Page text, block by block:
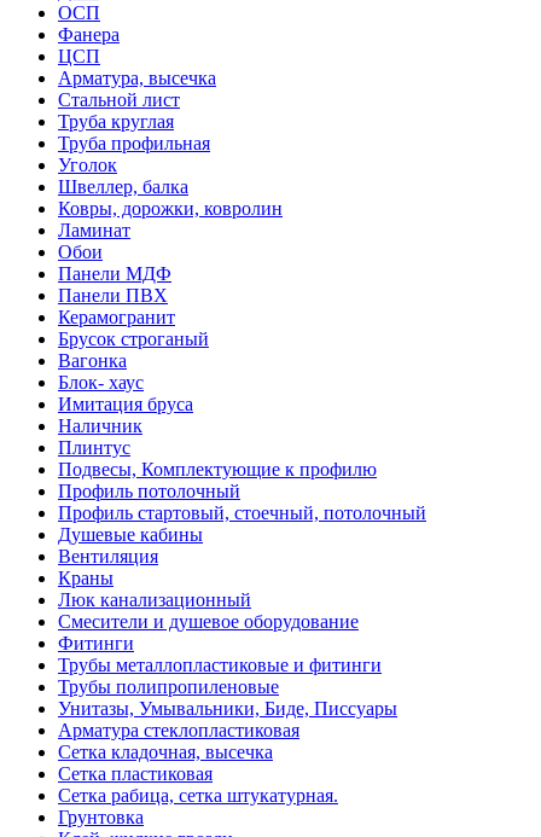
ОСП
Фанера
ЦСП
Арматура, высечка
Стальной лист
Труба круглая
Труба профильная
Уголок
Швеллер, балка
Ковры, дорожки, ковролин
Ламинат
Обои
Панели МДФ
Панели ПВХ
Керамогранит
Брусок строганый
Вагонка
Блок- хаус
Имитация бруса
Наличник
Плинтус
Подвесы, Комплектующие к профилю
Профиль потолочный
Профиль стартовый, стоечный, потолочный
Душевые кабины
Вентиляция
Краны
Люк канализационный
Смесители и душевое оборудование
Фитинги
Трубы металлопластиковые и фитинги
Трубы полипропиленовые
Унитазы, Умывальники, Биде, Писсуары
Арматура стеклопластиковая
Сетка кладочная, высечка
Сетка пластиковая
Сетка рабица, сетка штукатурная.
Грунтовка